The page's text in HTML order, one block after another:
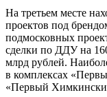
На третьем месте
проектов под
подмосковных
сделки по ДДУ на
млрд рублей.
в комплексах
«Первый